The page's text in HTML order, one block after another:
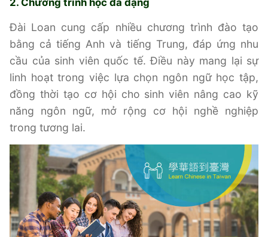
Đài Loan cung cấp nhiều chương trình đào tạo
bằng cả tiếng Anh và tiếng Trung, đáp ứng nhu
cầu của sinh viên quốc tế. Điều này mang lại sự
linh hoạt trong việc lựa chọn ngôn ngữ học tập,
đồng thời tạo cơ hội cho sinh viên nâng cao kỹ
năng ngôn ngữ, mở rộng cơ hội nghề nghiệp
trong tương lai.